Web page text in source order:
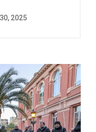
2025